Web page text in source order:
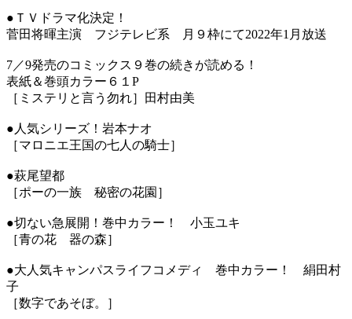
●ＴＶドラマ化決定！
菅田将暉主演 フジテレビ系 月９枠にて2022年1月放送
7／9発売のコミックス９巻の続きが読める！
表紙＆巻頭カラー６１P
［ミステリと言う勿れ］田村由美
●人気シリーズ！岩本ナオ
［マロニエ王国の七人の騎士］
●萩尾望都
［ポーの一族 秘密の花園］
●切ない急展開！巻中カラー！ 小玉ユキ
［青の花 器の森］
●大人気キャンパスライフコメディ 巻中カラー！ 絹田村
子
［数字であそぼ。］